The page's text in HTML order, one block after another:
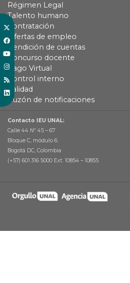
Régimen Legal
Talento humano
Contratación
Ofertas de empleo
Rendición de cuentas
Concurso docente
Pago Virtual
Control interno
Calidad
Buzón de notificaciones
Contacto IEU UNAL:
Calle 44 Nº 45 – 67
Bloque C, módulo 6.
Bogotá DC, Colombia
(+57) 601 316 5000 Ext. 10854 – 10855